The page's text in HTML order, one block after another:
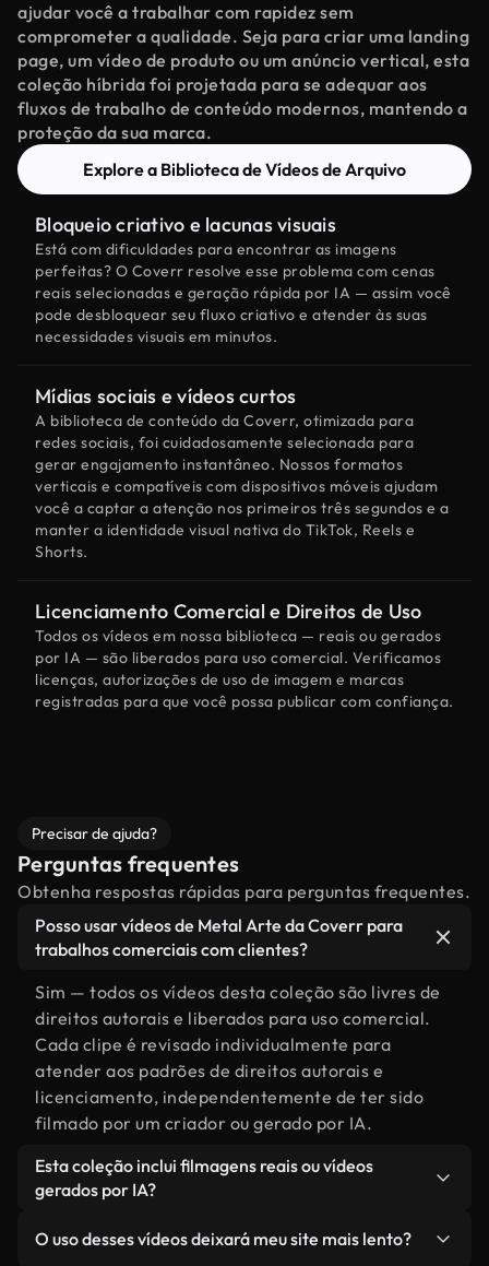
ajudar você a trabalhar com rapidez sem
comprometer a qualidade. Seja para criar uma landing
page, um vídeo de produto ou um anúncio vertical, esta
coleção híbrida foi projetada para se adequar aos
fluxos de trabalho de conteúdo modernos, mantendo a
proteção da sua marca.
Explore a Biblioteca de Vídeos de Arquivo
Bloqueio criativo e lacunas visuais
Está com dificuldades para encontrar as imagens
perfeitas? O Coverr resolve esse problema com cenas
reais selecionadas e geração rápida por IA — assim você
pode desbloquear seu fluxo criativo e atender às suas
necessidades visuais em minutos.
Mídias sociais e vídeos curtos
A biblioteca de conteúdo da Coverr, otimizada para
redes sociais, foi cuidadosamente selecionada para
gerar engajamento instantâneo. Nossos formatos
verticais e compatíveis com dispositivos móveis ajudam
você a captar a atenção nos primeiros três segundos e a
manter a identidade visual nativa do TikTok, Reels e
Shorts.
Licenciamento Comercial e Direitos de Uso
Todos os vídeos em nossa biblioteca — reais ou gerados
por IA — são liberados para uso comercial. Verificamos
licenças, autorizações de uso de imagem e marcas
registradas para que você possa publicar com confiança.
Precisar de ajuda?
Perguntas frequentes
Obtenha respostas rápidas para perguntas frequentes.
Posso usar vídeos de Metal Arte da Coverr para
trabalhos comerciais com clientes?
Sim — todos os vídeos desta coleção são livres de
direitos autorais e liberados para uso comercial.
Cada clipe é revisado individualmente para
atender aos padrões de direitos autorais e
licenciamento, independentemente de ter sido
filmado por um criador ou gerado por IA.
Esta coleção inclui filmagens reais ou vídeos
gerados por IA?
por filmagens reais, feitas por humanos,
O uso desses vídeos deixará meu site mais lento?